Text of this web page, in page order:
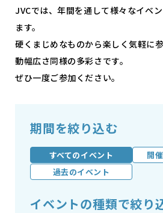
JVCでは、年間を通して様々なイベ
ます。
硬くまじめなものから楽しく気軽に
動幅広さ同様の多彩さです。
ぜひ一度ご参加ください。
期間を絞り込む
すべてのイベント
開
過去のイベント
イベントの種類で絞り